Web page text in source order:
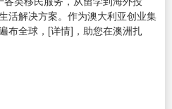
活解决方案。作为澳大利亚创业集
布全球，[详情]，助您在澳洲扎